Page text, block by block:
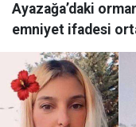
Ayazağa’daki
emniyet ifadesi